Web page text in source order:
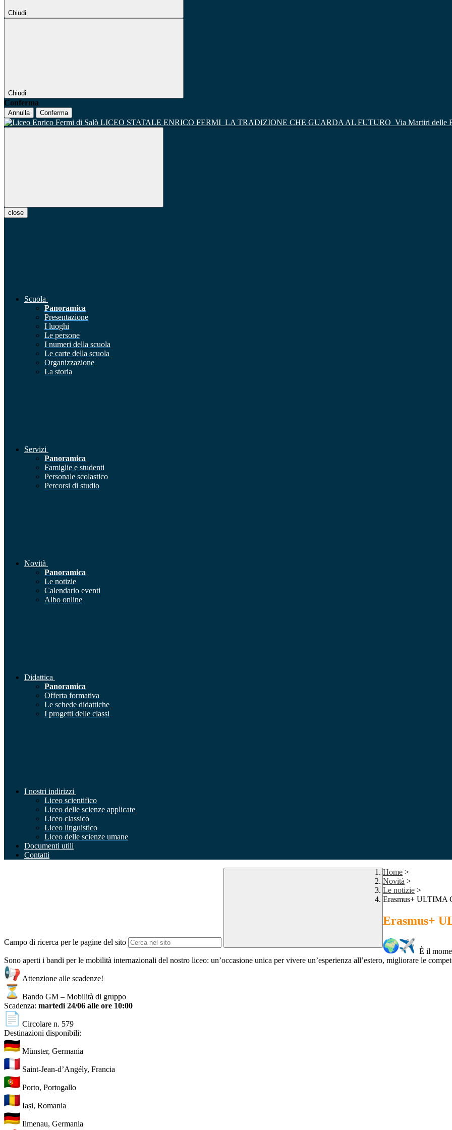
Chiudi
Chiudi
Conferma
Annulla Conferma
LICEO STATALE ENRICO FERMI LA TRADIZIONE CHE GUARDA AL FUTURO Via Martiri delle
close
Scuola
Panoramica
Presentazione
I luoghi
Le persone
I numeri della scuola
Le carte della scuola
Organizzazione
La storia
Servizi
Panoramica
Famiglie e studenti
Personale scolastico
Percorsi di studio
Novità
Panoramica
Le notizie
Calendario eventi
Albo online
Didattica
Panoramica
Offerta formativa
Le schede didattiche
I progetti delle classi
I nostri indirizzi
Liceo scientifico
Liceo delle scienze applicate
Liceo classico
Liceo linguistico
Liceo delle scienze umane
Documenti utili
Contatti
Campo di ricerca per le pagine del sito
Home >
Novità >
Le notizie >
Erasmus+ ULTIMA
Erasmus+
È il
Sono aperti i bandi per le mobilità internazionali del nostro liceo: un’occasione unica per vivere un’esperienza all’estero, migliorare le
Attenzione alle scadenze!
Bando GM – Mobilità di gruppo
Scadenza: martedì 24/06 alle ore 10:00
Circolare n. 579
Destinazioni disponibili:
Münster, Germania
Saint-Jean-d’Angély, Francia
Porto, Portogallo
Iași, Romania
Ilmenau, Germania